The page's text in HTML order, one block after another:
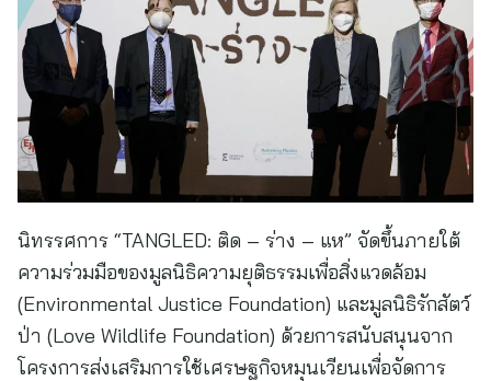
นิทรรศการ “TANGLED: ติด – ร่าง – แห” จัดขึ้นภายใต้
ความร่วมมือของมูลนิธิความยุติธรรมเพื่อสิ่งแวดล้อม
(Environmental Justice Foundation) และมูลนิธิรักสัตว์
ป่า (Love Wildlife Foundation) ด้วยการสนับสนุนจาก
โครงการส่งเสริมการใช้เศรษฐกิจหมุนเวียนเพื่อจัดการ